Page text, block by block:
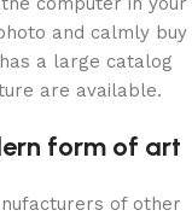
and calmly buy
a large catalog
are available.
form of art
of other